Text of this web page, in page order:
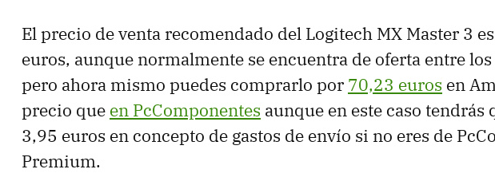
El precio de venta recomendado del Logitech MX Master 3
euros, aunque normalmente se encuentra de oferta entre
pero ahora mismo puedes comprarlo por 70,23 euros en
precio que en PcComponentes aunque en este caso tendrás
3,95 euros en concepto de gastos de envío si no eres de
Premium.